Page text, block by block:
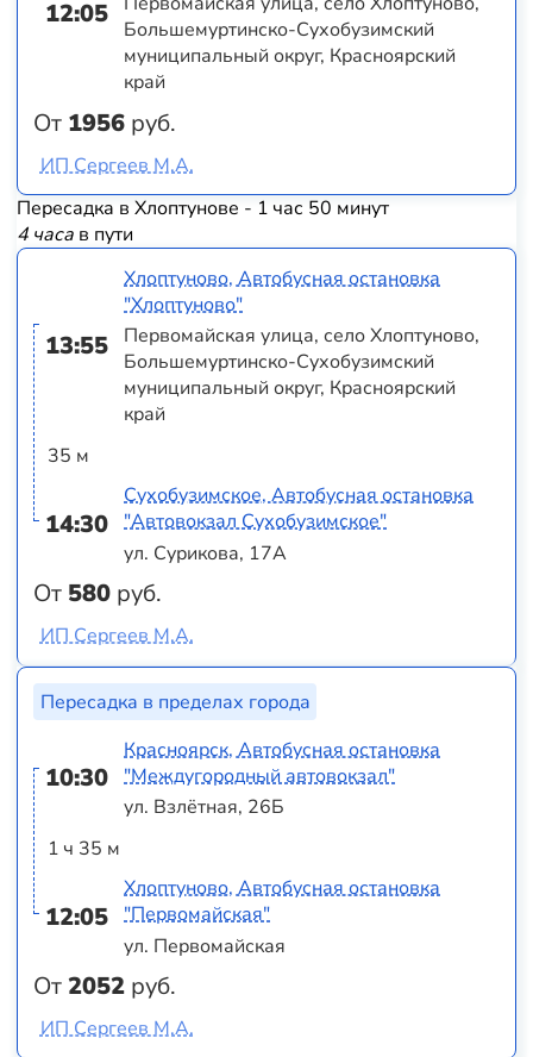
12:05
От 1956 руб.
Большемуртинско-Сухобузимский
муниципальный округ, Красноярский
край
ИП Сергеев М.А.
Пересадка в Хлоптунове - 1 час 50 минут
4 часав пути
13:55
35 м
14:30
От 580 руб.
Хлоптуново, Автобусная остановка
"Хлоптуново"
Первомайская улица, село Хлоптуново,
Большемуртинско-Сухобузимский
муниципальный округ, Красноярский
край
Сухобузимское, Автобусная остановка
"Автовокзал Сухобузимское"
ул. Сурикова, 17А
ИП Сергеев М.А.
Пересадка в пределах города
10:30
1 ч 35 м
12:05
От2052 руб.
Красноярск, Автобусная остановка
"Междугородный автовокзал"
ул. Взлётная, 26Б
Хлоптуново, Автобусная остановка
"Первомайская"
ул. Первомайская
ИП Сергеев М.А.